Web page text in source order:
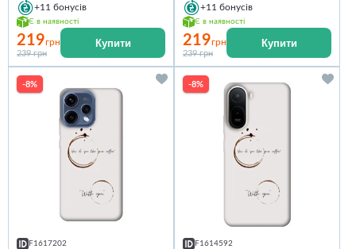
+11 бонусів
Є в наявності
219грн
239 грн
Купити
+11 бонусів
Є в наявності
219грн
239 грн
Купити
-8%
F1617202
-8%
F1614592